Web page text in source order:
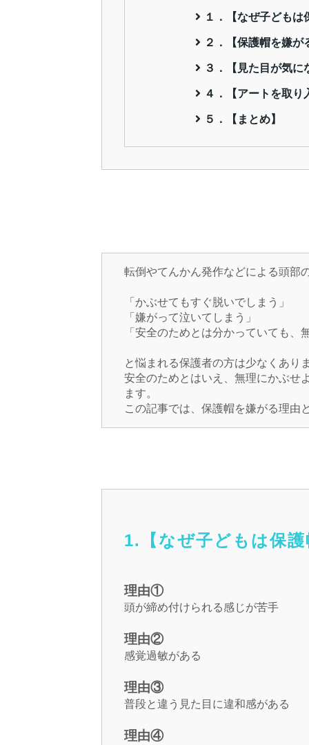
１．【なぜ子ども
２．【保護帽を嫌
３．【見た目が気
４．【アートを取
５．【まとめ】
転倒やてんかん発作などによる頭部
「かぶせてもすぐ脱いでしまう」
「嫌がって泣いてしまう」
「安全のためとは分かっていても、
と悩まれる保護者の方は少なくあり
安全のためとはいえ、無理にかぶせ
ます。
この記事では、保護帽を嫌がる理由
1.【なぜ子どもは保
理由①
頭が締め付けられる感じが苦手
理由②
感覚過敏がある
理由③
普段と違う見た目に違和感がある
理由④